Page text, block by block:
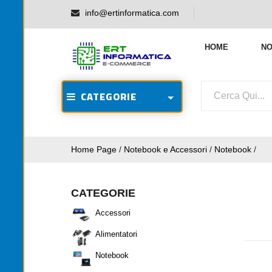
info@ertinformatica.com
HOME
CATEGORIE
Home Page / Notebook e Accessori / Notebook /
CATEGORIE
Accessori
Alimentatori
Notebook